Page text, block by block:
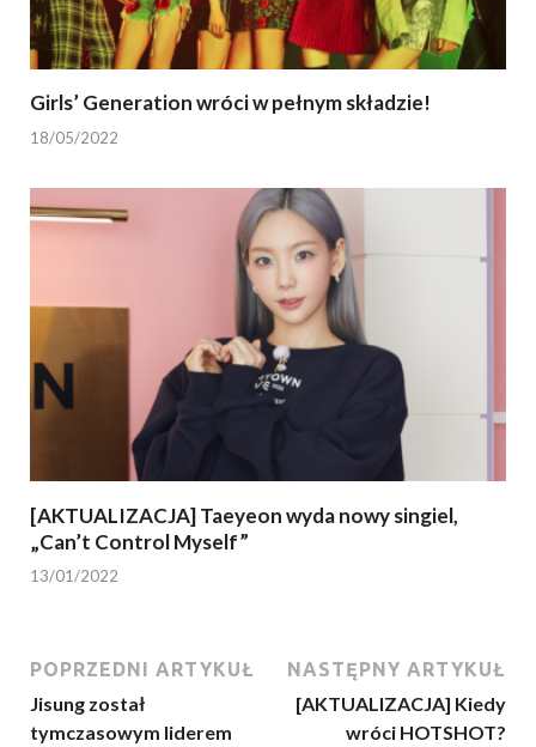
Girls’ Generation wróci w pełnym składzie!
18/05/2022
[AKTUALIZACJA] Taeyeon wyda nowy singiel,
„Can’t Control Myself”
13/01/2022
POPRZEDNI ARTYKUŁ
Jisung został
tymczasowym liderem
NASTĘPNY ARTYKUŁ
[AKTUALIZACJA] Kiedy
wróci HOTSHOT?